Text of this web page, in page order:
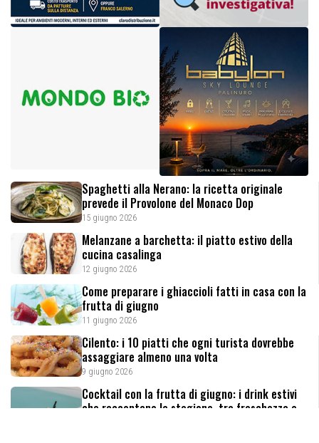
Spaghetti alla Nerano: la ricetta originale
prevede il Provolone del Monaco Dop
15 giugno 2026
Melanzane a barchetta: il piatto estivo della
cucina casalinga
12 giugno 2026
Come preparare i ghiaccioli fatti in casa con la
frutta di giugno
11 giugno 2026
Cilento: i 10 piatti che ogni turista dovrebbe
assaggiare almeno una volta
9 giugno 2026
Cocktail con la frutta di giugno: i drink estivi
che raccontano la stagione, tra freschezza e